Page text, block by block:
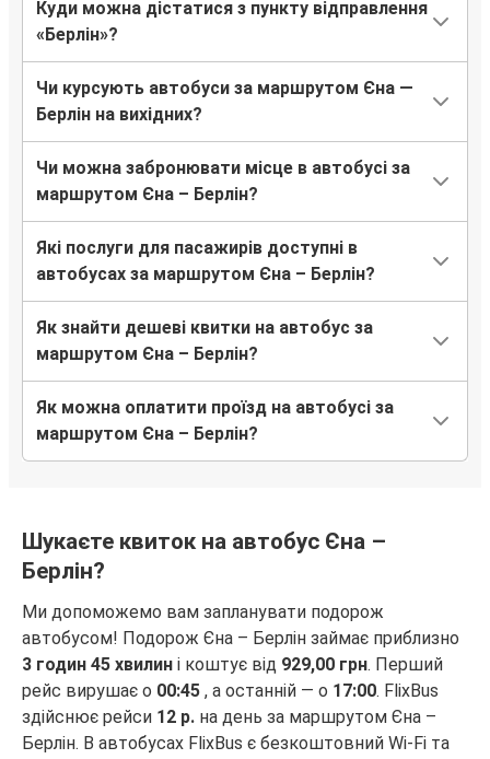
Куди можна дістатися з пункту відправлення
«Берлін»?
Чи курсують автобуси за маршрутом Єна —
Берлін на вихідних?
Чи можна забронювати місце в автобусі за
маршрутом Єна – Берлін?
Які послуги для пасажирів доступні в
автобусах за маршрутом Єна – Берлін?
Як знайти дешеві квитки на автобус за
маршрутом Єна – Берлін?
Як можна оплатити проїзд на автобусі за
маршрутом Єна – Берлін?
Шукаєте квиток на автобус Єна –
Берлін?
Ми допоможемо вам запланувати подорож
автобусом! Подорож Єна – Берлін займає приблизно
3 годин 45 хвилин і коштує від 929,00 грн. Перший
рейс вирушає о 00:45 , а останній — о 17:00. FlixBus
здійснює рейси 12 р. на день за маршрутом Єна –
Берлін. В автобусах FlixBus є безкоштовний Wi-Fi та